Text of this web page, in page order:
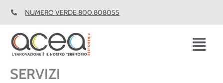
NUMERO VERDE 800.808055
SERVIZI